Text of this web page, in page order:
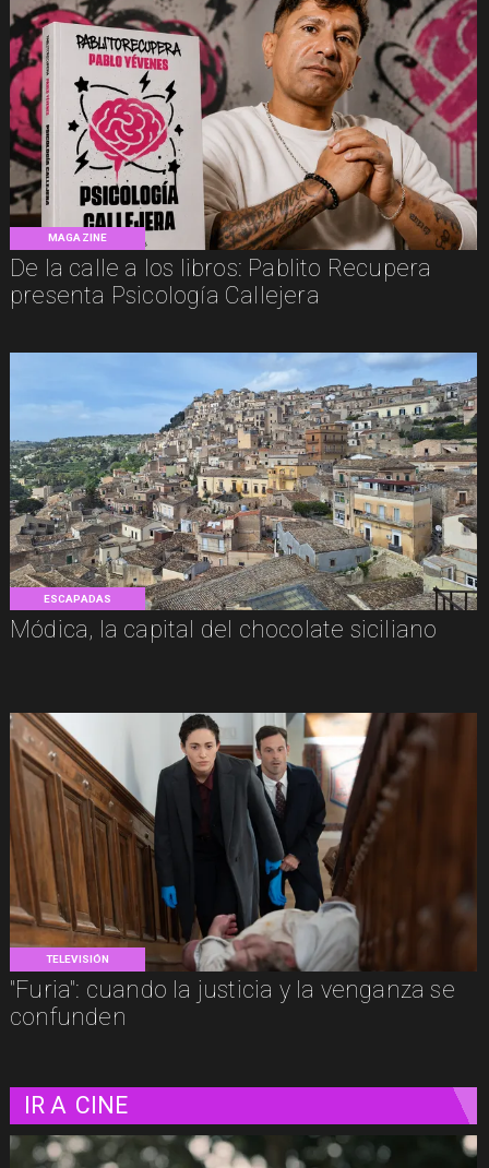
MAGAZINE
De la calle a los libros: Pablito Recupera
presenta Psicología Callejera
ESCAPADAS
Módica, la capital del chocolate siciliano
TELEVISIÓN
"Furia": cuando la justicia y la venganza se
confunden
IR A CINE